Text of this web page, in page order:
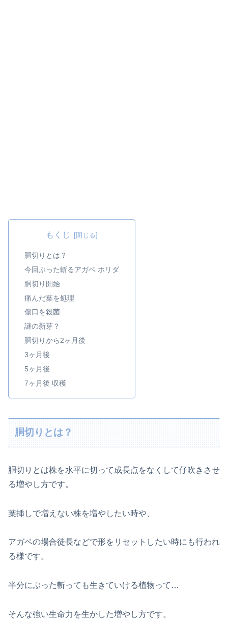
もくじ
胴切りとは？
今回ぶった斬るアガベ ホリダ
胴切り開始
痛んだ葉を処理
傷口を殺菌
謎の新芽？
胴切りから2ヶ月後
3ヶ月後
5ヶ月後
7ヶ月後 収穫
胴切りとは？
胴切りとは株を水平に切って成長点をなくして仔吹きさせ
る増やし方です。
葉挿しで増えない株を増やしたい時や、
アガベの場合徒長などで形をリセットしたい時にも行われ
る様です。
半分にぶった斬っても生きていける植物って…
そんな強い生命力を生かした増やし方です。